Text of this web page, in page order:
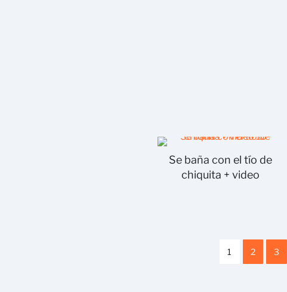
Se baña con el tío de
chiquita + video
1 2 3